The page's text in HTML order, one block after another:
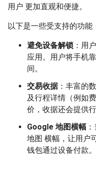
用户 更加直观和便捷。
以下是一些受支持的功能
避免设备解锁 ：用
应用。用户将手机
间。
交易收据：丰富的
及行程详情（例如
价，收据还会提供
Google 地图横幅
地图 横幅，让用户
钱包通过设备付款。